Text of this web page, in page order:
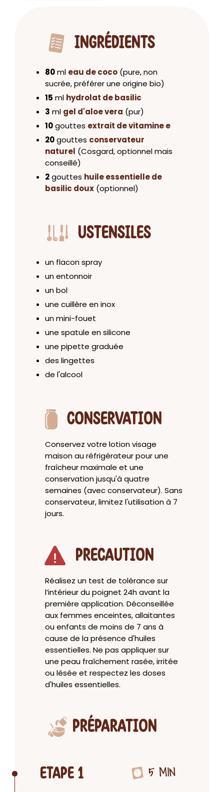
INGRÉDIENTS
80ml eau de coco (pure, non
sucrée, préférer une origine bio)
15 ml hydrolat de basilic
3 ml gel d'aloe vera (pur)
10gouttes extrait de vitamine e
20gouttes conservateur
naturel (Cosgard, optionnel mais
conseillé)
2gouttes huile essentielle de
basilic doux (optionnel)
USTENSILES
un flacon spray
un entonnoir
un bol
une cuillère en inox
un mini-fouet
une spatule en silicone
une pipette graduée
des lingettes
de l'alcool
CONSERVATION
Conservez votre lotion visage
maison au réfrigérateur pour une
fraîcheur maximale et une
conservation jusqu'à quatre
semaines (avec conservateur). Sans
conservateur, limitez l'utilisation à 7
jours.
PRECAUTION
Réalisez un test de tolérance sur
l’intérieur du poignet 24h avant la
première application. Déconseillée
aux femmes enceintes, allaitantes
ou enfants de moins de 7 ans à
cause de la présence d'huiles
essentielles. Ne pas appliquer sur
une peau fraîchement rasée, irritée
ou lésée et respectez les doses
d'huiles essentielles.
PRÉPARATION
ETAPE 1 5 MIN